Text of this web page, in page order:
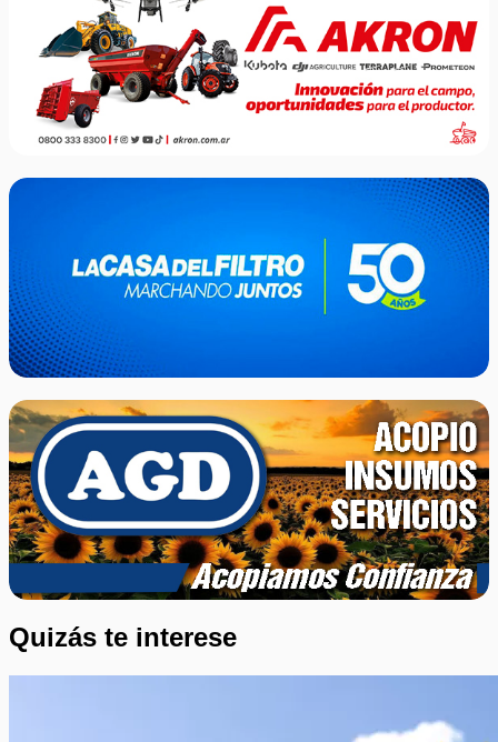
Quizás te interese